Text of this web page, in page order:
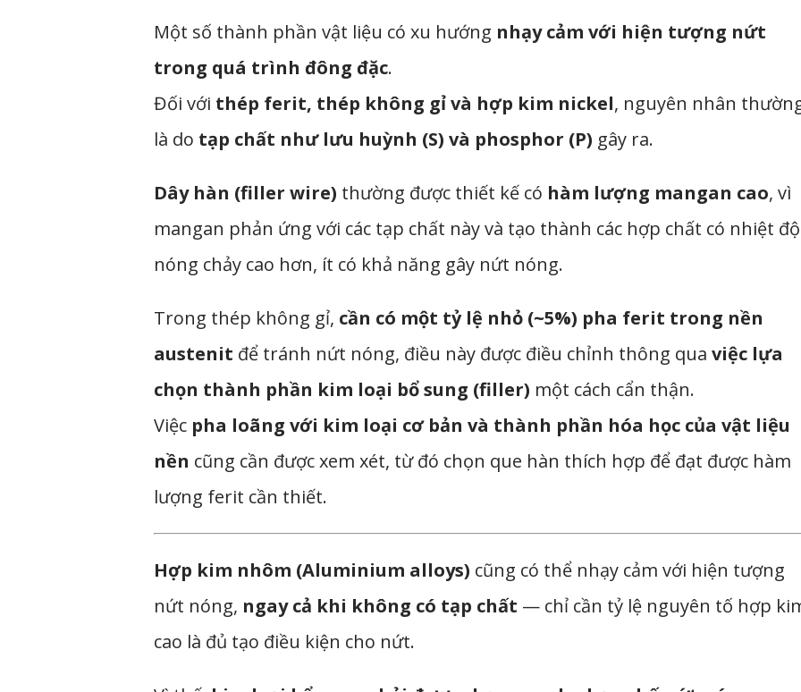
Một số thành phần vật liệu có xu hướng nhạy cảm với hiện tượng nứt
trong quá trình đông đặc.
Đối với thép ferit, thép không gỉ và hợp kim nickel, nguyên nhân
là do tạp chất như lưu huỳnh (S) và phosphor (P) gây ra.
Dây hàn (filler wire) thường được thiết kế có hàm lượng mangan cao, vì
mangan phản ứng với các tạp chất này và tạo thành các hợp chất có nhiệt độ
nóng chảy cao hơn, ít có khả năng gây nứt nóng.
Trong thép không gỉ, cần có một tỷ lệ nhỏ (~5%) pha ferit trong nền
austenit để tránh nứt nóng, điều này được điều chỉnh thông qua việc lựa
chọn thành phần kim loại bổ sung (filler) một cách cẩn thận.
Việc pha loãng với kim loại cơ bản và thành phần hóa học của vật liệu
nền cũng cần được xem xét, từ đó chọn que hàn thích hợp để đạt được hàm
lượng ferit cần thiết.
Hợp kim nhôm (Aluminium alloys) cũng có thể nhạy cảm với hiện tượng
nứt nóng, ngay cả khi không có tạp chất — chỉ cần tỷ lệ nguyên tố hợp
cao là đủ tạo điều kiện cho nứt.